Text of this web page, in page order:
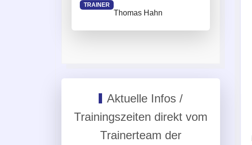
TRAINER
Thomas Hahn
Aktuelle Infos /
Trainingszeiten direkt vom
Trainerteam der